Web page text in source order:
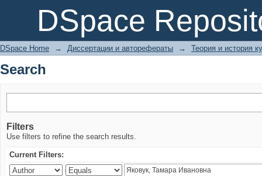
DSpace
Search
DSpace Home → Диссертации и авторефераты → Теория и история
Search
Filters
Use filters to refine the search results.
Current Filters: